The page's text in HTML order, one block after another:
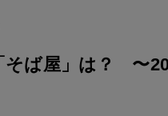
そば屋」は？ 〜